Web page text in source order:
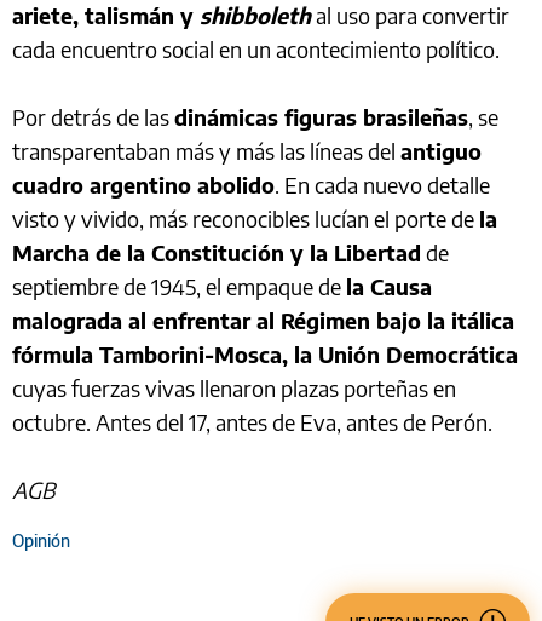
ariete, talismán y shibbolethal uso para convertir
cada encuentro social en un acontecimiento político.
Por detrás de lasdinámicas figuras brasileñas, se
transparentaban más y más las líneas del antiguo
cuadro argentino abolido. En cada nuevo detalle
visto y vivido, más reconocibles lucían el porte de la
Marcha de la Constitución y la Libertad de
septiembre de 1945, el empaque de la Causa
malograda al enfrentar al Régimen bajo la itálica
fórmula Tamborini-Mosca, la Unión Democrática
cuyas fuerzas vivas llenaron plazas porteñas en
octubre. Antes del 17, antes de Eva, antes de Perón.
AGB
Opinión